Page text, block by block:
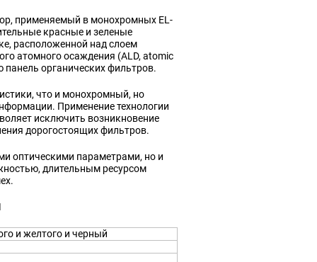
применяемый в монохромных EL-
красные и зеленые
расположенной над слоем
атомного осаждения (ALD, atomic
органических фильтров.
что и монохромный, но
Применение технологии
исключить возникновение
дорогостоящих фильтров.
оптическими параметрами, но и
длительным ресурсом
и желтого и черный